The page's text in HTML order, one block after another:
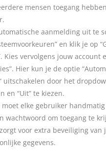
mensen toegang
aanmelding uit te
en klik je op
Kies vervolgens jouw account
Hier kun je de optie
uitschakelen door het
en “Uit” te kiezen.
moet elke gebruiker
wachtwoord om toegang te
voor extra beveiliging van
gegevens.